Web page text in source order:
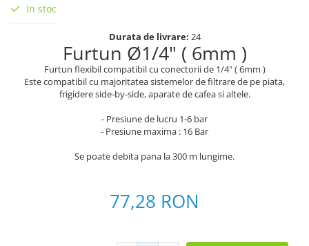
In stoc
Durata de livrare: 24
Furtun Ø1/4" ( 6mm )
Furtun flexibil compatibil cu conectorii de 1/4" ( 6mm )
Este compatibil cu majoritatea sistemelor de filtrare de pe piata,
frigidere side-by-side, aparate de cafea si altele.
- Presiune de lucru 1-6 bar
- Presiune maxima : 16 Bar
Se poate debita pana la 300 m lungime.
77,28 RON